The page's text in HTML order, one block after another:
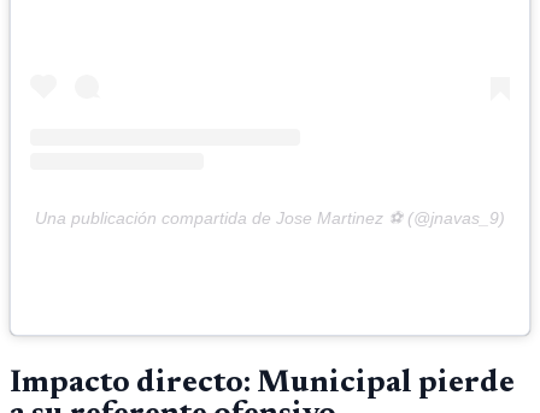
Una publicación compartida de Jose Martinez ⚽ (@jnavas_9)
Impacto directo: Municipal pierde